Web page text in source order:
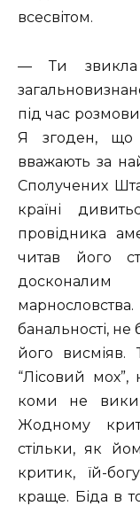
всесвітом.
— Ти звикла
під час
Я згоден, що
вважають за
Сполучених
країні
провідника
читав його
банальності,
його
“Лісовий
коми не
Жодному
стільки, як
критик, їй-
краще. Біда в